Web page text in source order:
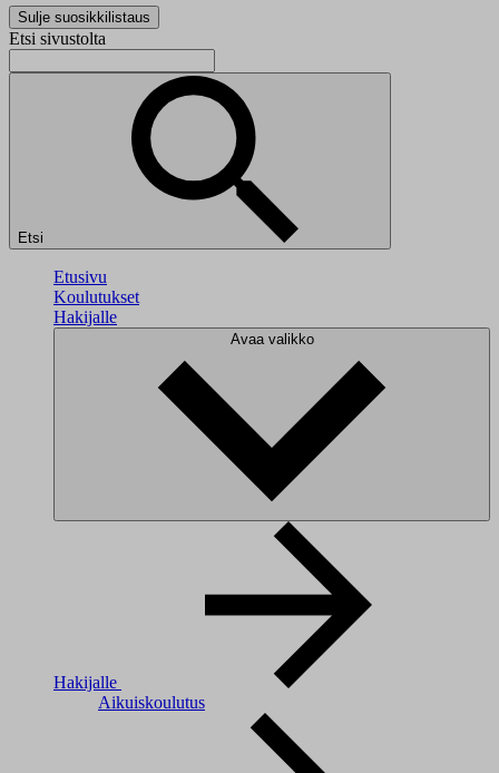
Sulje suosikkilistaus
Etsi sivustolta
Etsi
Etusivu
Koulutukset
Hakijalle
Avaa valikko
Hakijalle
Aikuiskoulutus